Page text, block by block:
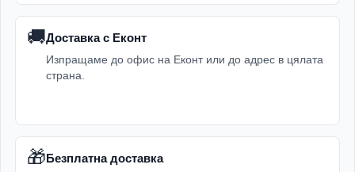
🚚Доставка с Еконт
Изпращаме до офис на Еконт или до адрес в цялата
страна.
🎁Безплатна доставка